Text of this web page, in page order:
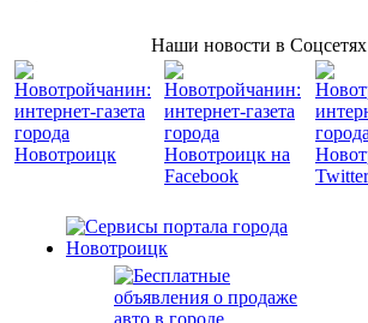
Наши новости в Соцсетях